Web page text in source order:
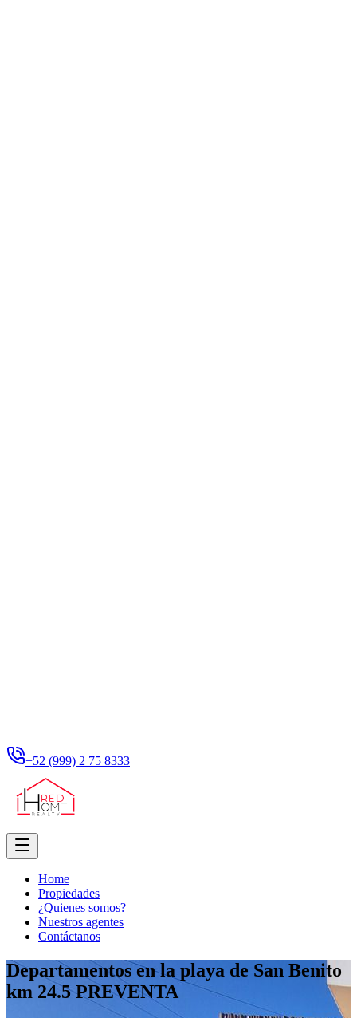
+52 (999) 2 75 8333
Home
Propiedades
¿Quienes somos?
Nuestros agentes
Contáctanos
Departamentos en la playa de San Benito
km 24.5 PREVENTA